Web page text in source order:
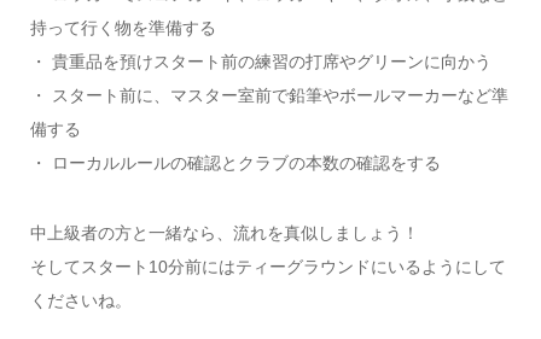
持って行く物を準備する
・ 貴重品を預けスタート前の練習の打席やグリーンに向かう
・ スタート前に、マスター室前で鉛筆やボールマーカーなど準
備する
・ ローカルルールの確認とクラブの本数の確認をする
中上級者の方と一緒なら、流れを真似しましょう！
そしてスタート10分前にはティーグラウンドにいるようにして
くださいね。